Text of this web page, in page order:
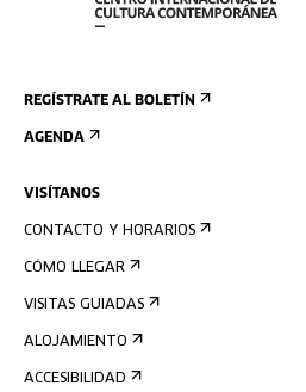
REGÍSTRATE AL BOLETÍN
AGENDA
VISÍTANOS
CONTACTO Y HORARIOS
CÓMO LLEGAR
VISITAS GUIADAS
ALOJAMIENTO
ACCESIBILIDAD